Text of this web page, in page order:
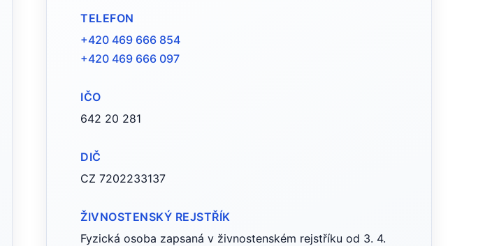
TELEFON
+420 469 666 854
+420 469 666 097
IČO
642 20 281
DIČ
CZ 7202233137
ŽIVNOSTENSKÝ REJSTŘÍK
Fyzická osoba zapsaná v živnostenském rejstříku od 3. 4.